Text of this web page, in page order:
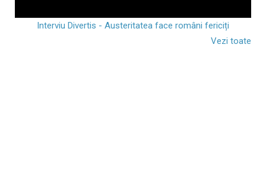
Interviu Divertis - Austeritatea face români fericiți
Vezi toate